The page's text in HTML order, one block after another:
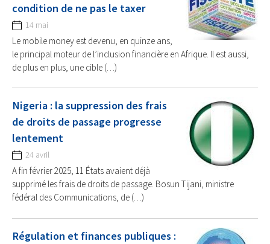
condition de ne pas le taxer
14 mai
Le mobile money est devenu, en quinze ans,
le principal moteur de l’inclusion financière en Afrique. Il est aussi,
de plus en plus, une cible (…)
Nigeria : la suppression des frais
de droits de passage progresse
lentement
24 avril
A fin février 2025, 11 États avaient déjà
supprimé les frais de droits de passage. Bosun Tijani, ministre
fédéral des Communications, de (…)
Régulation et finances publiques :